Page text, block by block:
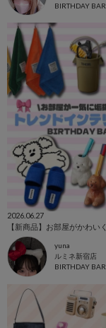
BIRTHDAY BAR
2026.06.27
yuna
ルミネ新宿店
BIRTHDAY BAR